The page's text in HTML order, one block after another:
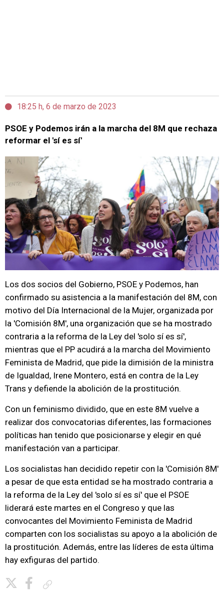
18:25 h, 6 de marzo de 2023
PSOE y Podemos irán a la marcha del 8M que rechaza
reformar el 'sí es sí'
Los dos socios del Gobierno, PSOE y Podemos, han
confirmado su asistencia a la manifestación del 8M, con
motivo del Día Internacional de la Mujer, organizada por
la 'Comisión 8M', una organización que se ha mostrado
contraria a la reforma de la Ley del 'solo sí es sí',
mientras que el PP acudirá a la marcha del Movimiento
Feminista de Madrid, que pide la dimisión de la ministra
de Igualdad, Irene Montero, está en contra de la Ley
Trans y defiende la abolición de la prostitución.
Con un feminismo dividido, que en este 8M vuelve a
realizar dos convocatorias diferentes, las formaciones
políticas han tenido que posicionarse y elegir en qué
manifestación van a participar.
Los socialistas han decidido repetir con la 'Comisión 8M'
a pesar de que esta entidad se ha mostrado contraria a
la reforma de la Ley del 'solo sí es sí' que el PSOE
liderará este martes en el Congreso y que las
convocantes del Movimiento Feminista de Madrid
comparten con los socialistas su apoyo a la abolición de
la prostitución. Además, entre las líderes de esta última
hay exfiguras del partido.